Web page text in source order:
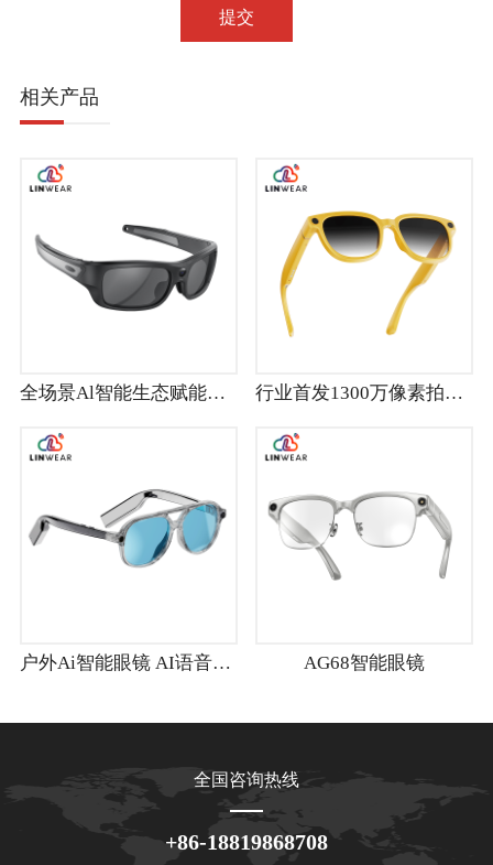
提交
相关产品
全场景Al智能生态赋能眼镜 行业首发1300万像素拍照视频 3MIC降噪+HIFI音频
户外Ai智能眼镜 AI语音助手|大容量电池|高清摄像头|多种镜片 AG68智能眼镜
全国咨询热线
+86-18819868708